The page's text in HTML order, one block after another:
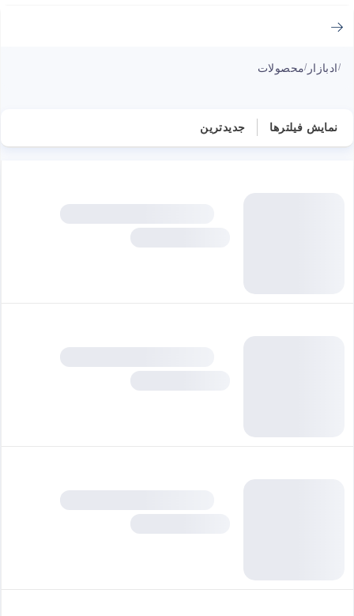
/ادبازار /محصولات
نمایش فیلترها جدیدترین